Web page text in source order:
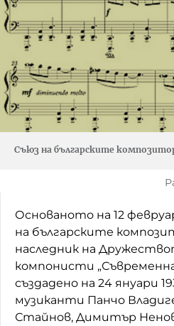
Съюз на българските
Основаното на 12
на българските
наследник на
компонисти
създадено на 24 януари
музиканти Панчо
Стайнов, Димитър